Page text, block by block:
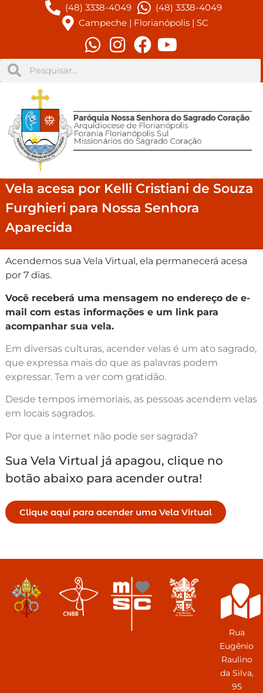
(48) 3338-4049
(48) 3338-4049
Campeche | Florianópolis | SC
Vela acesa por Kelli Cristiani de Souza
Furghieri para Nossa Senhora
Aparecida
Acendemos sua Vela Virtual, ela permanecerá acesa
por 7 dias.
Você receberá uma mensagem no endereço de e-
mail com estas informações e um link para
acompanhar sua vela.
Em diversas culturas, acender velas é um ato sagrado,
que expressa mais do que as palavras podem
expressar. Tem a ver com gratidão.
Desde tempos imemoriais, as pessoas acendem velas
em locais sagrados.
Por que a internet não pode ser sagrada?
Sua Vela Virtual já apagou, clique no
botão abaixo para acender outra!
Clique aqui para acender uma Vela Virtual
Rua
Eugênio
Raulino
da Silva,
95